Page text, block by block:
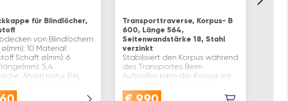
für Blindlöcher,
von Blindlöchern
10 Material:
Schaft ø(mm): 6
5,4
Ahorn natur RAL
Transporttraverse, Korpus- B
600, Länge 564,
Seitenwandstärke 18, Stahl
verzinkt
Stabilisiert den Korpus während
des Transportes Beim
Aufstellen kann der Korpus mit
Wand befestigt werden